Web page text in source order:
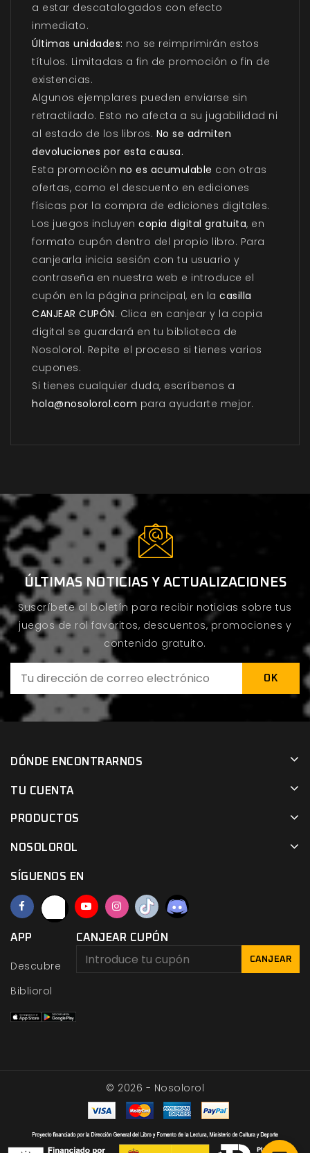
a estar descatalogados con efecto
inmediato.
Últimas unidades: no se reimprimirán estos
títulos. Limitadas a fin de promoción o fin de
existencias.
Algunos ejemplares pueden enviarse sin
retractilado. Esto no afecta a su jugabilidad ni
al estado de los libros. No se admiten
devoluciones por esta causa.
Esta promoción no es acumulable con otras
ofertas, como el descuento en ediciones
físicas por la compra de ediciones digitales.
Los juegos incluyen copia digital gratuita, en
formato cupón dentro del propio libro. Para
canjearla inicia sesión con tu usuario y
contraseña en nuestra web e introduce el
cupón en la página principal, en la casilla
CANJEAR CUPÓN. Clica en canjear y la copia
digital se guardará en tu biblioteca de
Nosolorol. Repite el proceso si tienes varios
cupones.
Si tienes cualquier duda, escríbenos a
hola@nosolorol.com para ayudarte mejor.
ÚLTIMAS NOTICIAS Y ACTUALIZACIONES
Suscríbete al boletín para recibir noticias sobre tus
juegos de rol favoritos, descuentos, promociones y
contenido gratuito.
DÓNDE ENCONTRARNOS
TU CUENTA
PRODUCTOS
NOSOLOROL
SÍGUENOS EN
APP
Descubre
Bibliorol
CANJEAR CUPÓN
CANJEAR
© 2026 - Nosolorol